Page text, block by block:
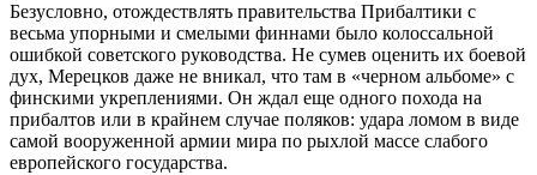
Безусловно, отождествлять правительства Прибалтики с
весьма упорными и смелыми финнами было колоссальной
ошибкой советского руководства. Не сумев оценить их боевой
дух, Мерецков даже не вникал, что там в «черном альбоме» с
финскими укреплениями. Он ждал еще одного похода на
прибалтов или в крайнем случае поляков: удара ломом в виде
самой вооруженной армии мира по рыхлой массе слабого
европейского государства.